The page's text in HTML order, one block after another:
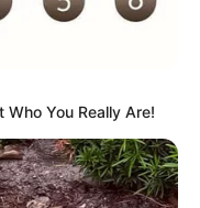
You Really Are!